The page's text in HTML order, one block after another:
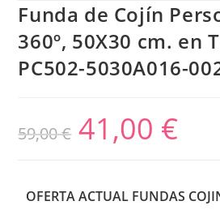
Funda de Cojín
360º, 50X30 cm. en
PC502-5030A016-
59,00€ 41,00 €
OFERTA ACTUAL FUNDAS